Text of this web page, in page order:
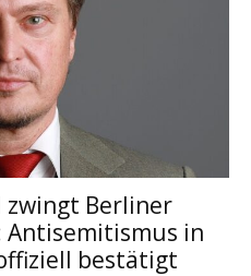
zwingt Berliner
Antisemitismus in
bestätigt